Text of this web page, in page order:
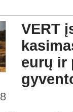
VERT
eurų ir